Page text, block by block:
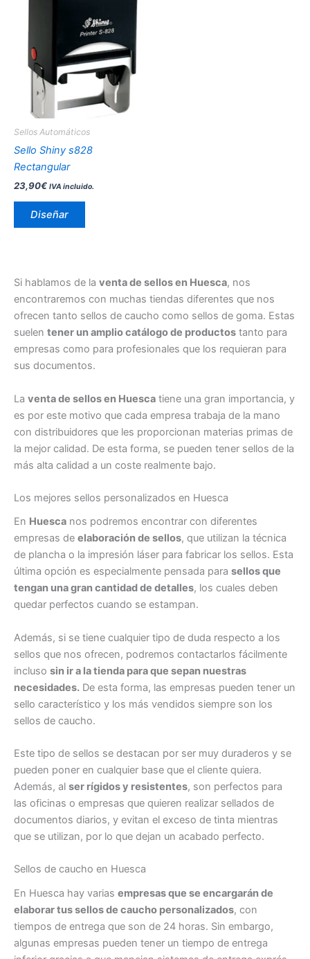
Sellos Automáticos
Sello Shiny s828
Rectangular
23,90€ IVA incluido.
Diseñar
tiene
múltiples
variantes.
Las
opciones
se
en
página
Si hablamos de la venta de sellos en Huesca, nos
encontraremos con muchas tiendas diferentes que nos
ofrecen tanto sellos de caucho como sellos de goma. Estas
suelen tener un amplio catálogo de productos tanto para
empresas como para profesionales que los requieran para
sus documentos.
La venta de sellos en Huesca tiene una gran importancia, y
es por este motivo que cada empresa trabaja de la mano
con distribuidores que les proporcionan materias primas de
la mejor calidad. De esta forma, se pueden tener sellos de la
más alta calidad a un coste realmente bajo.
Los mejores sellos personalizados en Huesca
En Huesca nos podremos encontrar con diferentes
empresas de elaboración de sellos, que utilizan la técnica
de plancha o la impresión láser para fabricar los sellos. Esta
última opción es especialmente pensada para sellos que
tengan una gran cantidad de detalles, los cuales deben
quedar perfectos cuando se estampan.
Además, si se tiene cualquier tipo de duda respecto a los
sellos que nos ofrecen, podremos contactarlos fácilmente
incluso sin ir a la tienda para que sepan nuestras
necesidades. De esta forma, las empresas pueden tener un
sello característico y los más vendidos siempre son los
sellos de caucho.
Este tipo de sellos se destacan por ser muy duraderos y se
pueden poner en cualquier base que el cliente quiera.
Además, al ser rígidos y resistentes, son perfectos para
las oficinas o empresas que quieren realizar sellados de
documentos diarios, y evitan el exceso de tinta mientras
que se utilizan, por lo que dejan un acabado perfecto.
Sellos de caucho en Huesca
En Huesca hay varias empresas que se encargarán de
elaborar tus sellos de caucho personalizados, con
tiempos de entrega que son de 24 horas. Sin embargo,
algunas empresas pueden tener un tiempo de entrega